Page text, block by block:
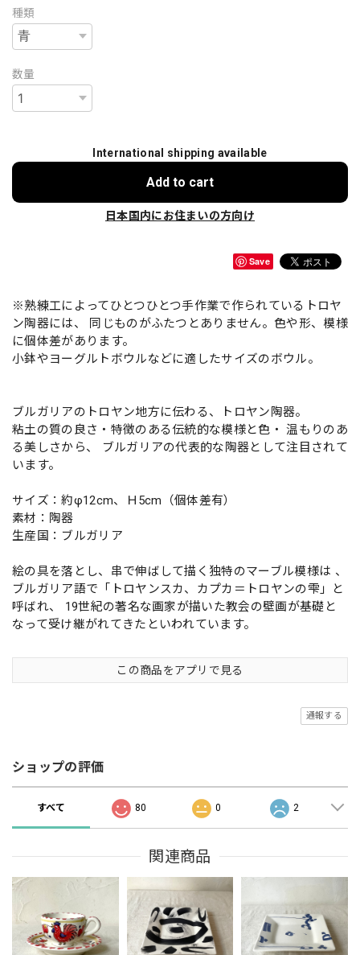
種類
数量
International shipping available
Add to cart
日本国内にお住まいの方向け
Save
※熟練工によってひとつひとつ手作業で作られているトロヤ
ン陶器には、 同じものがふたつとありません。色や形、模様
に個体差があります。
小鉢やヨーグルトボウルなどに適したサイズのボウル。
ブルガリアのトロヤン地方に伝わる、トロヤン陶器。
粘土の質の良さ・特徴のある伝統的な模様と色・ 温もりのあ
る美しさから、 ブルガリアの代表的な陶器として注目されて
います。
サイズ：約φ12cm、Ｈ5cm（個体差有）
素材：陶器
生産国：ブルガリア
絵の具を落とし、串で伸ばして描く独特のマーブル模様は 、
ブルガリア語で「トロヤンスカ、カプカ＝トロヤンの雫」と
呼ばれ、 19世紀の著名な画家が描いた教会の壁画が基礎と
なって受け継がれてきたといわれています。
この商品をアプリで見る
通報する
ショップの評価
すべて 80 0 2
関連商品